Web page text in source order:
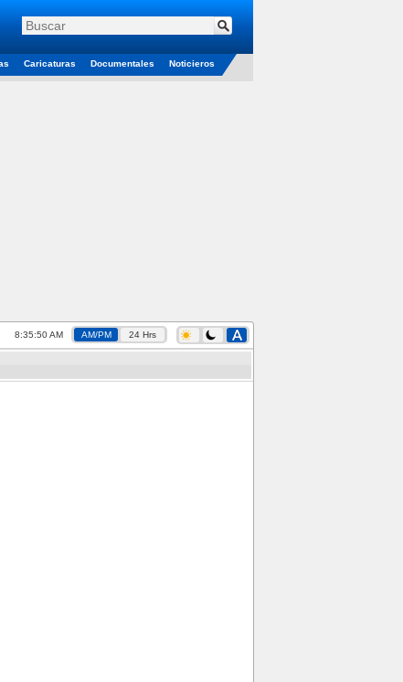
Caricaturas Documentales Noticieros
8:35:51 AM AM/PM 24 Hrs